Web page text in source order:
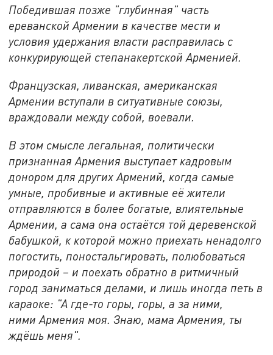
Победившая позже "глубинная" часть
ереванской Армении в качестве мести и
условия удержания власти расправилась с
конкурирующей степанакертской Арменией.
Французская, ливанская, американская
Армении вступали в ситуативные союзы,
враждовали между собой, воевали.
В этом смысле легальная, политически
признанная Армения выступает кадровым
донором для других Армений, когда самые
умные, пробивные и активные её жители
отправляются в более богатые, влиятельные
Армении, а сама она остаётся той деревенской
бабушкой, к которой можно приехать ненадолго
погостить, поностальгировать, полюбоваться
природой – и поехать обратно в ритмичный
город заниматься делами, и лишь иногда петь в
караоке: "А где-то горы, горы, а за ними,
ними Армения моя. Знаю, мама Армения, ты
ждёшь меня".